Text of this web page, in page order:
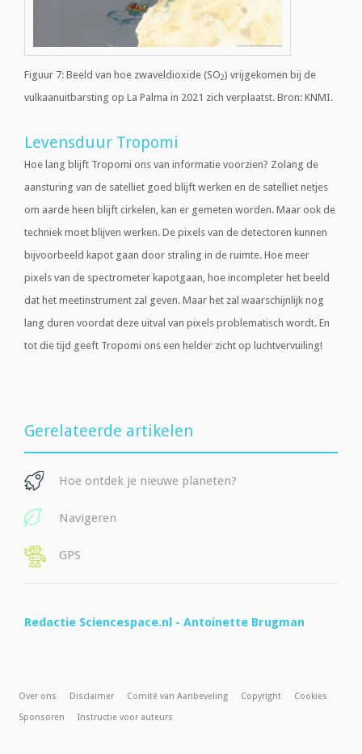
Figuur 7: Beeld van hoe zwaveldioxide (SO2) vrijgekomen bij de
vulkaanuitbarsting op La Palma in 2021 zich verplaatst. Bron: KNMI.
Levensduur Tropomi
Hoe lang blijft Tropomi ons van informatie voorzien? Zolang de
aansturing van de satelliet goed blijft werken en de satelliet netjes
om aarde heen blijft cirkelen, kan er gemeten worden. Maar ook de
techniek moet blijven werken. De pixels van de detectoren kunnen
bijvoorbeeld kapot gaan door straling in de ruimte. Hoe meer
pixels van de spectrometer kapotgaan, hoe incompleter het beeld
dat het meetinstrument zal geven. Maar het zal waarschijnlijk nog
lang duren voordat deze uitval van pixels problematisch wordt. En
tot die tijd geeft Tropomi ons een helder zicht op luchtvervuiling!
Gerelateerde artikelen
Hoe ontdek je nieuwe planeten?
Navigeren
GPS
Redactie Sciencespace.nl - Antoinette Brugman
Over ons Disclaimer Comité van Aanbeveling Copyright
Cookies
Sponsoren
Instructie voor auteurs